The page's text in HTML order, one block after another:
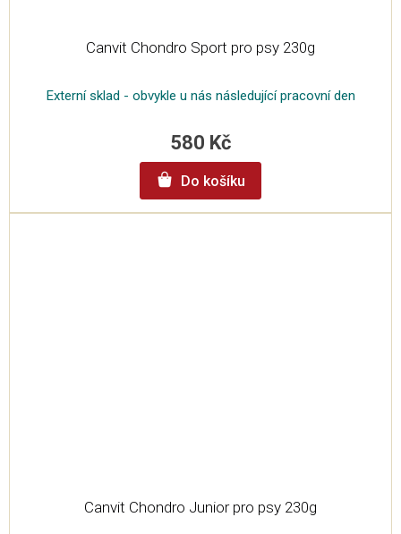
Canvit Chondro Sport pro psy 230g
Externí sklad - obvykle u nás následující pracovní den
580 Kč
Do košíku
Canvit Chondro Junior pro psy 230g